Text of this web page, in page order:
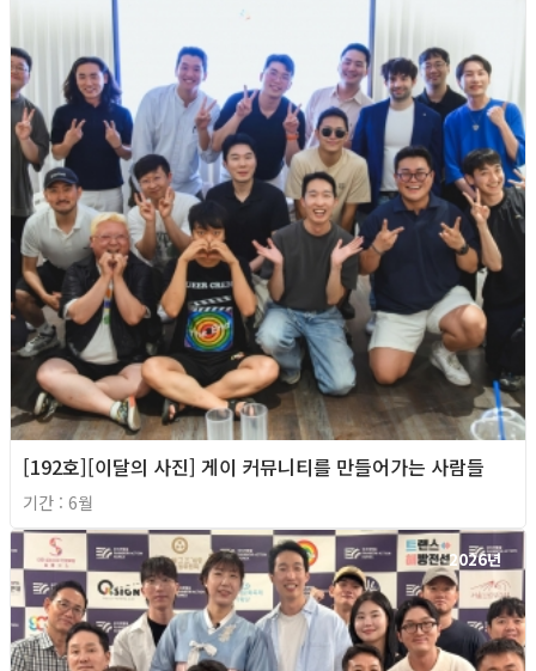
[192호][이달의 사진] 게이 커뮤니티를 만들어가는 사람들
기간 : 6월
2026년